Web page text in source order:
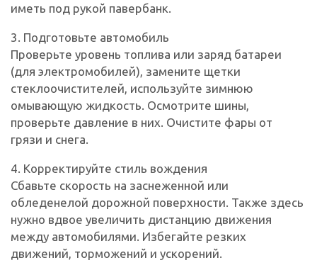
иметь под рукой павербанк.
3. Подготовьте автомобиль
Проверьте уровень топлива или заряд батареи
(для электромобилей), замените щетки
стеклоочистителей, используйте зимнюю
омывающую жидкость. Осмотрите шины,
проверьте давление в них. Очистите фары от
грязи и снега.
4. Корректируйте стиль вождения
Сбавьте скорость на заснеженной или
обледенелой дорожной поверхности. Также здесь
нужно вдвое увеличить дистанцию движения
между автомобилями. Избегайте резких
движений, торможений и ускорений.